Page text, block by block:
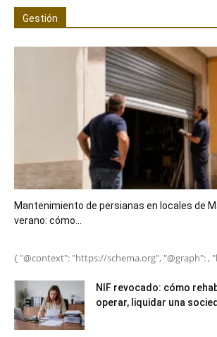
Gestión
Mantenimiento de persianas en locales de
verano: cómo...
{ "@context": "https://schema.org", "@graph": ,
NIF revocado: cómo
operar, liquidar una